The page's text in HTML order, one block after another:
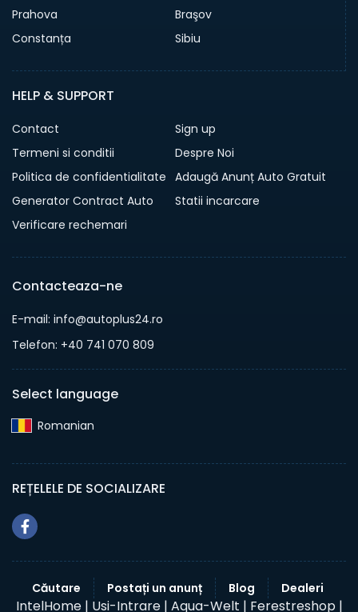
Prahova
Braşov
Constanța
Sibiu
HELP & SUPPORT
Contact
Sign up
Termeni si conditii
Despre Noi
Politica de confidentialitate Adaugă Anunț Auto Gratuit
Generator Contract Auto
Statii incarcare
Verificare rechemari
Contacteaza-ne
E-mail: info@autoplus24.ro
Telefon: +40 741 070 809
Select language
Romanian‎
REȚELELE DE SOCIALIZARE
Căutare Postați un anunț Blog Dealeri
IntelHome | Usi-Intrare | Aqua-Welt | Ferestreshop |